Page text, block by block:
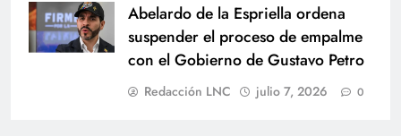
Abelardo de la Espriella ordena
suspender el proceso de empalme
con el Gobierno de Gustavo Petro
Redacción LNC julio 7, 2026 0